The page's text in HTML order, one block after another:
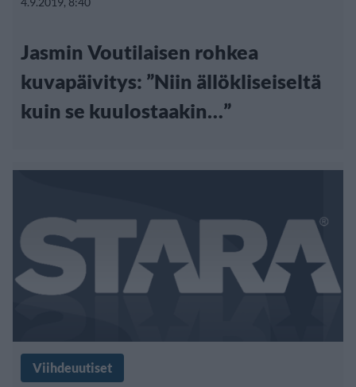
Jasmin Voutilaisen rohkea
kuvapäivitys: ”Niin ällökliseiseltä
kuin se kuulostaakin…”
Viihdeuutiset